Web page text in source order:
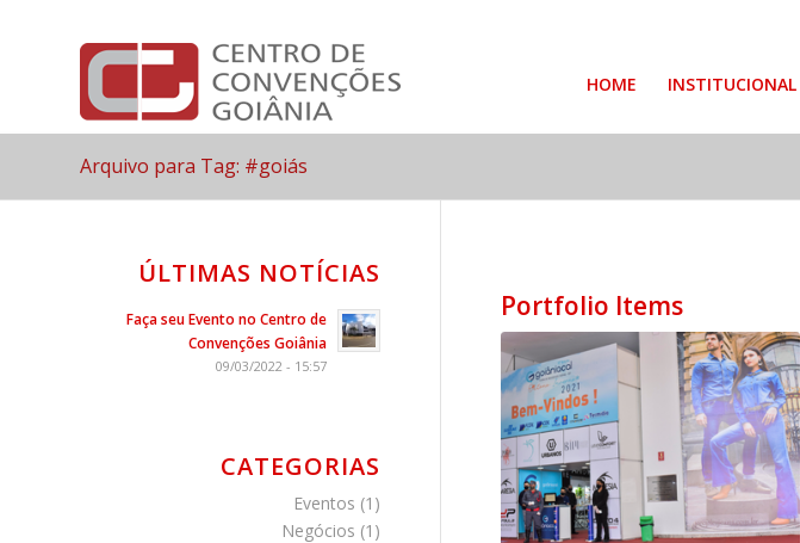
HOME INSTITUCIONAL
Arquivo para Tag: #goiás
Portfolio Items
ÚLTIMAS NOTÍCIAS
Faça seu Evento no Centro de
Convenções Goiânia
09/03/2022 - 15:57
CATEGORIAS
Eventos (1)
Negócios (1)